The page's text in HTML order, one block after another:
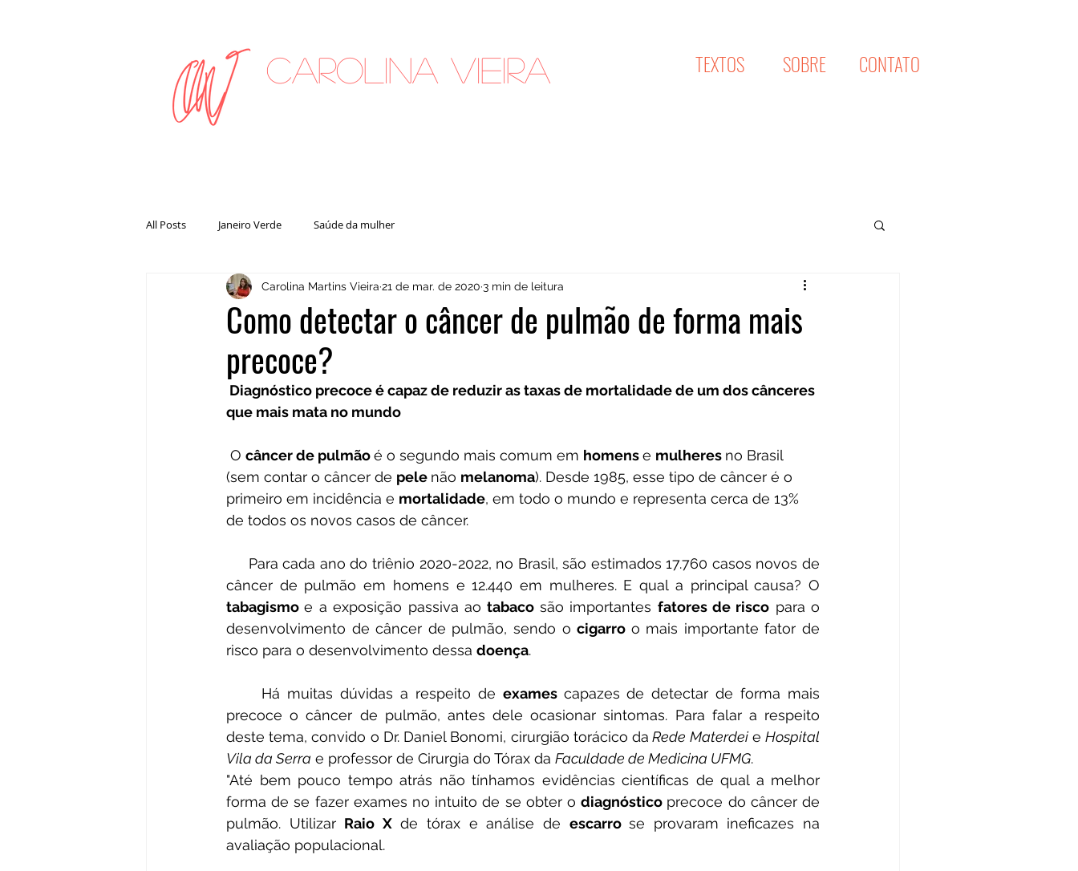
TEXTOS SOBRE CONTATO
Carolina Vieira
All Posts Janeiro Verde Saúde da mulher
Como detectar o câncer de pulmão de forma mais
precoce?
Carolina Martins Vieira 21 de mar. de 2020 3 min de leitura
que mais mata no mundo
O câncer de pulmão é o segundo mais comum em homens e mulheres no Brasil
(sem contar o câncer de pele não melanoma). Desde 1985, esse tipo de câncer é o
primeiro em incidência e mortalidade, em todo o mundo e representa cerca de 13%
de todos os novos casos de câncer.
tabagismo e a exposição passiva ao tabaco são importantes fatores de risco para o
desenvolvimento de câncer de pulmão, sendo o cigarro o mais importante fator de
risco para o desenvolvimento dessa doença.
     Há muitas dúvidas a respeito de
exames capazes de detectar de forma mais
precoce o câncer de pulmão, antes dele ocasionar sintomas. Para falar a respeito
deste tema, convido o Dr. Daniel Bonomi, cirurgião torácico da Rede Materdei e Hospital
Vila da Serra e professor de Cirurgia do Tórax da Faculdade de Medicina UFMG.
"Até bem pouco tempo atrás não tínhamos evidências científicas de qual a melhor
forma de se fazer exames no intuito de se obter o diagnóstico precoce do câncer de
pulmão. Utilizar Raio X de tórax e análise de escarro se provaram ineficazes na
avaliação populacional.